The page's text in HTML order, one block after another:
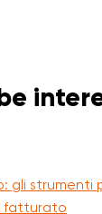
gli strumenti
fatturato